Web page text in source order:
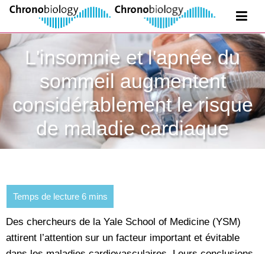
L'insomnie et l'apnée du
sommeil augmentent
considérablement le risque
de maladie cardiaque
Des chercheurs de la Yale School of Medicine (YSM)
attirent l’attention sur un facteur important et évitable